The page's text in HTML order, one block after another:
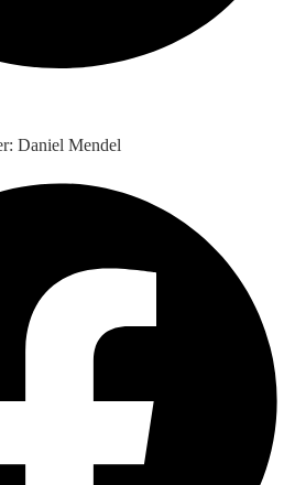
Daniel Mendel